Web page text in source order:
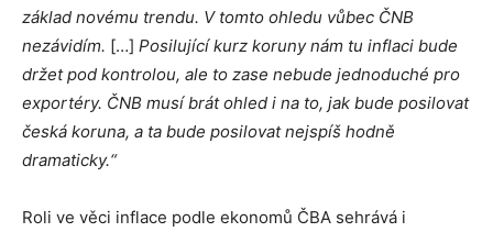
základ novému trendu. V tomto ohledu vůbec ČNB
nezávidím. […] Posilující kurz koruny nám tu inflaci bude
držet pod kontrolou, ale to zase nebude jednoduché pro
exportéry. ČNB musí brát ohled i na to, jak bude posilovat
česká koruna, a ta bude posilovat nejspíš hodně
dramaticky.“
Roli ve věci inflace podle ekonomů ČBA sehrává i